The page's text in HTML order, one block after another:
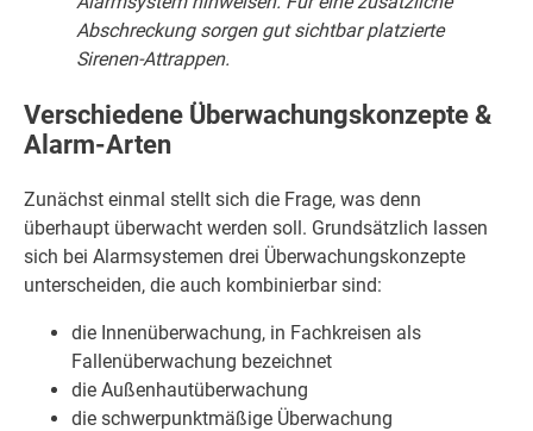
Abschreckung sorgen gut sichtbar platzierte
Sirenen-Attrappen.
Verschiedene Überwachungskonzepte &
Alarm-Arten
Zunächst einmal stellt sich die Frage, was denn
überhaupt überwacht werden soll. Grundsätzlich lassen
sich bei Alarmsystemen drei Überwachungskonzepte
unterscheiden, die auch kombinierbar sind:
die Innenüberwachung, in Fachkreisen als
Fallenüberwachung bezeichnet
die Außenhautüberwachung
die schwerpunktmäßige Überwachung